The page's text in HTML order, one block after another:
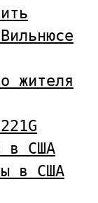
жителя
в США
в США